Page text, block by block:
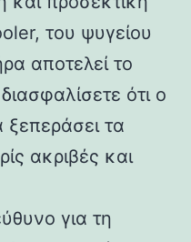
του ψυγείου
αποτελεί το
ότι ο
τα
ακριβές και
για τη